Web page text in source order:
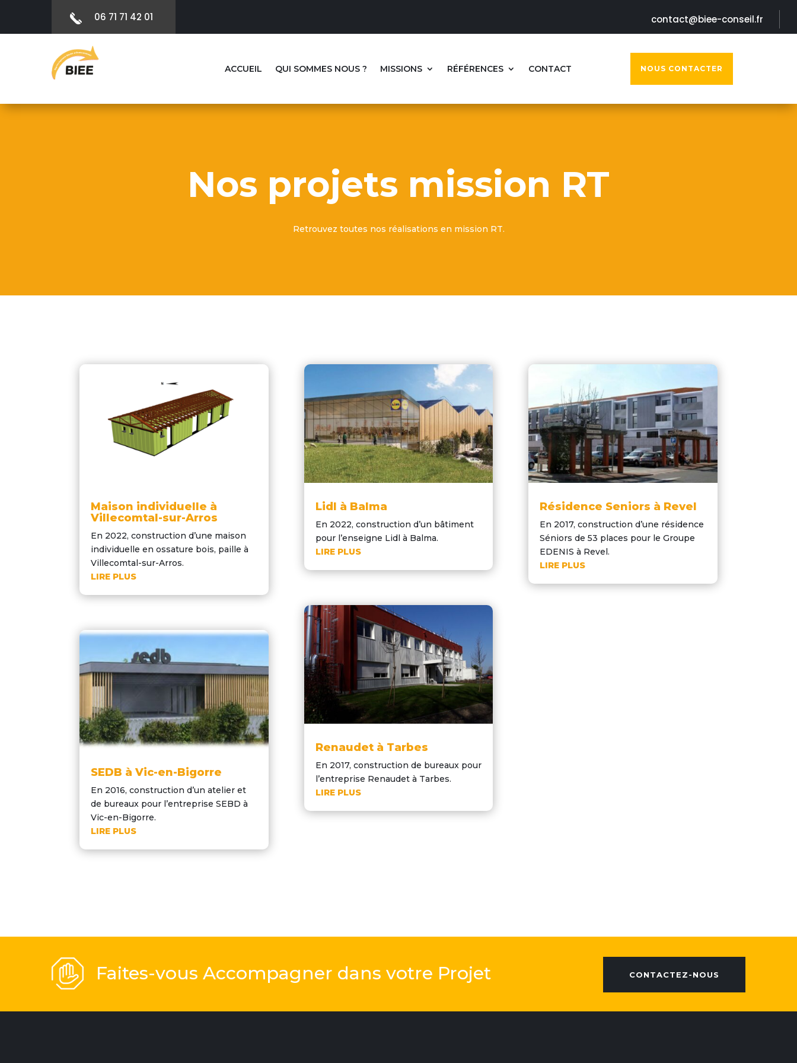
06 71 71 42 01 contact@biee-conseil.fr
ACCUEIL QUI SOMMES NOUS ? MISSIONS RÉFÉRENCES CONTACT NOUS CONTACTER
Nos projets mission RT
Retrouvez toutes nos réalisations en mission RT.
Maison individuelle à
Villecomtal-sur-Arros
En 2022, construction d’une maison
individuelle en ossature bois, paille à
Villecomtal-sur-Arros.
LIRE PLUS
SEDB à Vic-en-Bigorre
En 2016, construction d’un atelier et
de bureaux pour l’entreprise SEBD à
Vic-en-Bigorre.
LIRE PLUS
Lidl à Balma
En 2022, construction d’un bâtiment
pour l’enseigne Lidl à Balma.
LIRE PLUS
Renaudet à Tarbes
En 2017, construction de bureaux pour
l’entreprise Renaudet à Tarbes.
LIRE PLUS
Résidence Seniors à Revel
En 2017, construction d’une résidence
Séniors de 53 places pour le Groupe
EDENIS à Revel.
LIRE PLUS
Faites-vous Accompagner dans votre Projet CONTACTEZ-NOUS